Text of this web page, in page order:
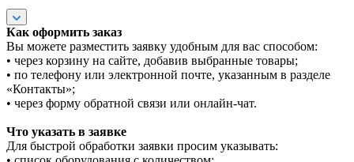
Как оформить заказ
Вы можете разместить заявку удобным для вас способом:
• через корзину на сайте, добавив выбранные товары;
• по телефону или электронной почте, указанным в разделе
«Контакты»;
• через форму обратной связи или онлайн-чат.
Что указать в заявке
Для быстрой обработки заявки просим указывать: